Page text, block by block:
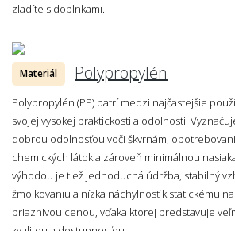
zladíte s doplnkami.
Materiál Polypropylén
Polypropylén (PP) patrí medzi najčastejšie
svojej vysokej praktickosti a odolnosti.
dobrou odolnosťou voči škvrnám,
chemických látok a zároveň minimálnou
výhodou je tiež jednoduchá údržba, stabilný
žmolkovaniu a nízka náchylnosť k statickému
priaznivou cenou, vďaka ktorej predstavuje